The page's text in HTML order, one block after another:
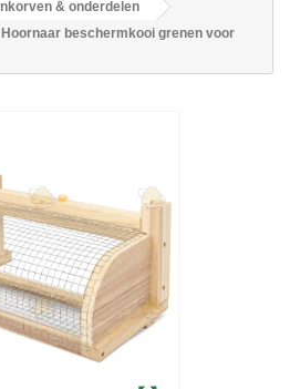
& onderdelen
Hoornaar beschermkooi grenen voor